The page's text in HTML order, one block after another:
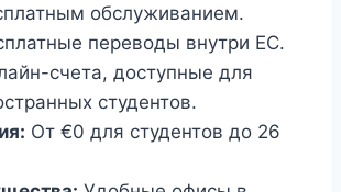
обслуживанием.
переводы внутри ЕС.
счета, доступные для
студентов.
От €0 для студентов до 26